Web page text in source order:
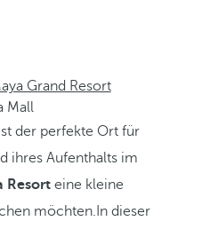
Grand Resort
Mall
der perfekte Ort für
ihres Aufenthalts im
Resort eine kleine
möchten.In dieser